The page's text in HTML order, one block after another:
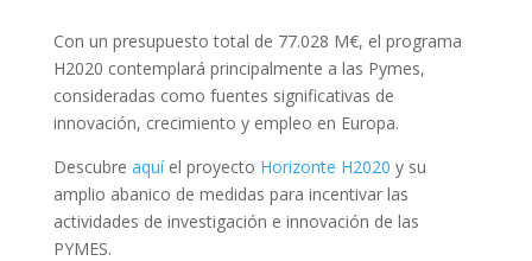
Con un presupuesto total de 77.028 M€, el programa
H2020 contemplará principalmente a las Pymes,
consideradas como fuentes significativas de
innovación, crecimiento y empleo en Europa.
Descubre aquíel proyecto Horizonte H2020 y su
amplio abanico de medidas para incentivar las
actividades de investigación e innovación de las
PYMES.